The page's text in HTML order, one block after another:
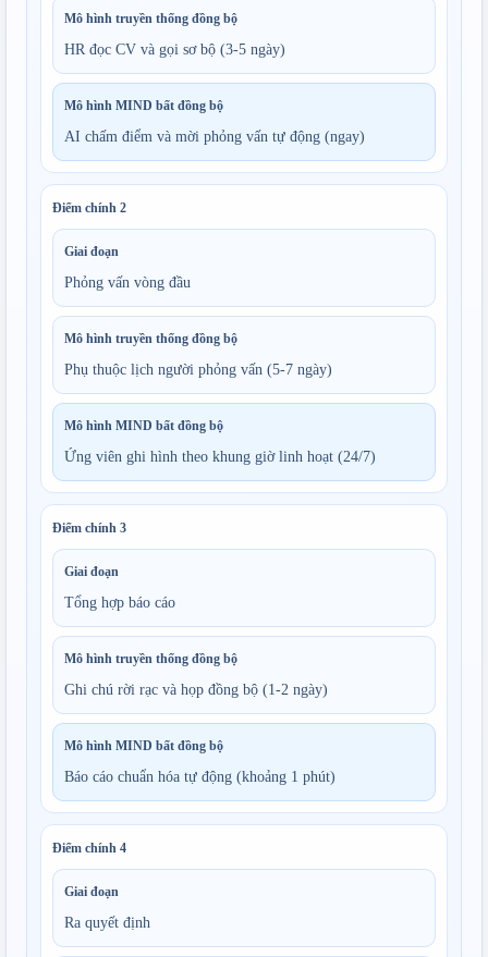
Mô hình truyền thống đồng bộ
HR đọc CV và gọi sơ bộ (3-5 ngày)
Mô hình MIND bất đồng bộ
AI chấm điểm và mời phỏng vấn tự động (ngay)
Điểm chính 2
Giai đoạn
Phỏng vấn vòng đầu
Mô hình truyền thống đồng bộ
Phụ thuộc lịch người phỏng vấn (5-7 ngày)
Mô hình MIND bất đồng bộ
Ứng viên ghi hình theo khung giờ linh hoạt (24/7)
Điểm chính 3
Giai đoạn
Tổng hợp báo cáo
Mô hình truyền thống đồng bộ
Ghi chú rời rạc và họp đồng bộ (1-2 ngày)
Mô hình MIND bất đồng bộ
Báo cáo chuẩn hóa tự động (khoảng 1 phút)
Điểm chính 4
Giai đoạn
Ra quyết định